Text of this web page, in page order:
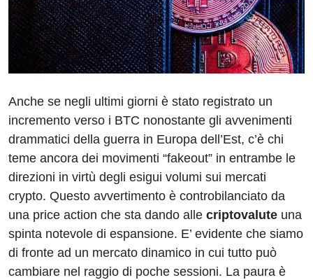
Anche se negli ultimi giorni è stato registrato un
incremento verso i BTC nonostante gli avvenimenti
drammatici della guerra in Europa dell’Est, c’è chi
teme ancora dei movimenti “fakeout” in entrambe le
direzioni in virtù degli esigui volumi sui mercati
crypto. Questo avvertimento è controbilanciato da
una price action che sta dando alle criptovalute una
spinta notevole di espansione. E’ evidente che siamo
di fronte ad un mercato dinamico in cui tutto può
cambiare nel raggio di poche sessioni. La paura è